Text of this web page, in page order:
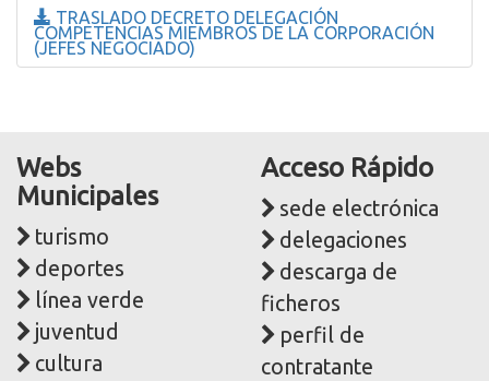
TRASLADO DECRETO DELEGACIÓN
COMPETENCIAS MIEMBROS DE LA CORPORACIÓN
(JEFES NEGOCIADO)
Webs
Municipales
turismo
deportes
línea verde
juventud
cultura
Acceso Rápido
sede electrónica
delegaciones
descarga de
ficheros
perfil de
contratante